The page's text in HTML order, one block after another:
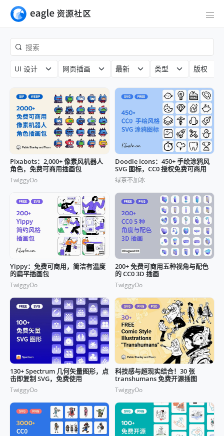
UI 设计 网页插画 最新 类型 版权
Pixabots：2,000+ 像素风机器人
角色，免费可商用插画包
TwiggyOo
Doodle Icons：450+ 手绘涂鸦风
SVG 图标，CC0 授权免费可商用
绿茶不加冰
Yippy：免费可商用，简洁有温度
的扁平插画包
TwiggyOo
200+ 免费可商用五种视角与配色
的 CC0 3D 插画
TwiggyOo
130+ Spectrum 几何矢量图形，点
击即复制 SVG，免费使用
TwiggyOo
科技感与超现实结合！30 张
transhumans 免费开源插图
TwiggyOo